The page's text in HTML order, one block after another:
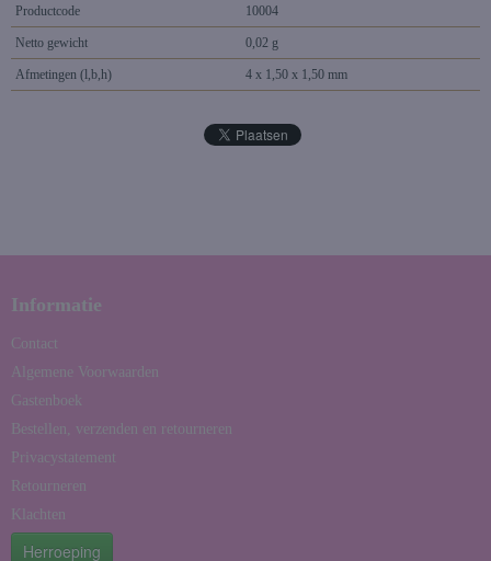
Productcode 10004
Netto gewicht 0,02 g
Afmetingen (l,b,h) 4 x 1,50 x 1,50 mm
Informatie
Contact
Algemene Voorwaarden
Gastenboek
Bestellen, verzenden en retourneren
Privacystatement
Retourneren
Klachten
Herroeping